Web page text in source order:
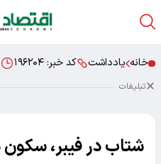
خانه یادداشت کد خبر: ۱۹۶۲۰۴
تبلیغات
شتاب در فیبر،